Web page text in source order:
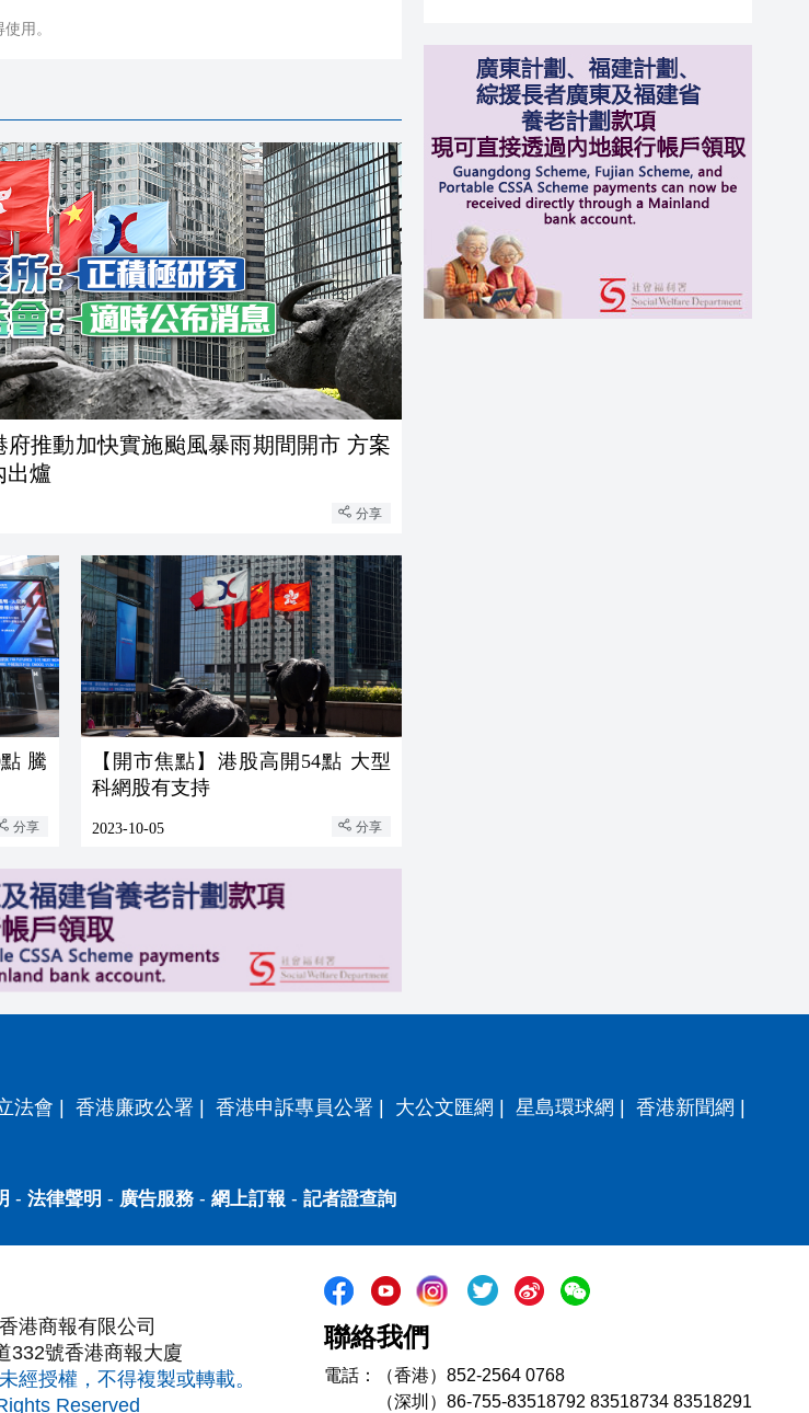
用。
府推動加快實施颱風暴雨期間開市 方案
出爐
分享
騰
分享
【開市焦點】港股高開54點 大型
科網股有支持
2023-10-05 分享
法會 香港廉政公署 香港申訴專員公署 大公文匯網 星島環球網 香港新聞網
- 法律聲明 - 廣告服務- 網上訂報 - 記者證查詢
港商報有限公司
332號香港商報大廈
經授權，不得複製或轉載。
Reserved
聯絡我們
電話：（香港）852-2564 0768
（深圳）86-755-83518792 83518734 83518291